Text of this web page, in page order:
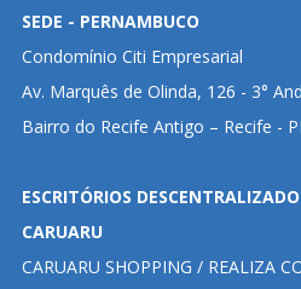
SEDE - PERNAMBUCO
Condomínio Citi Empresarial
Av. Marquês de Olinda, 126 - 3°
Bairro do Recife Antigo – Recife -
ESCRITÓRIOS
CARUARU
CARUARU SHOPPING / REALIZA